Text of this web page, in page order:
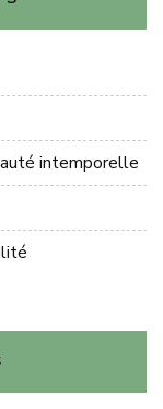
intemporelle